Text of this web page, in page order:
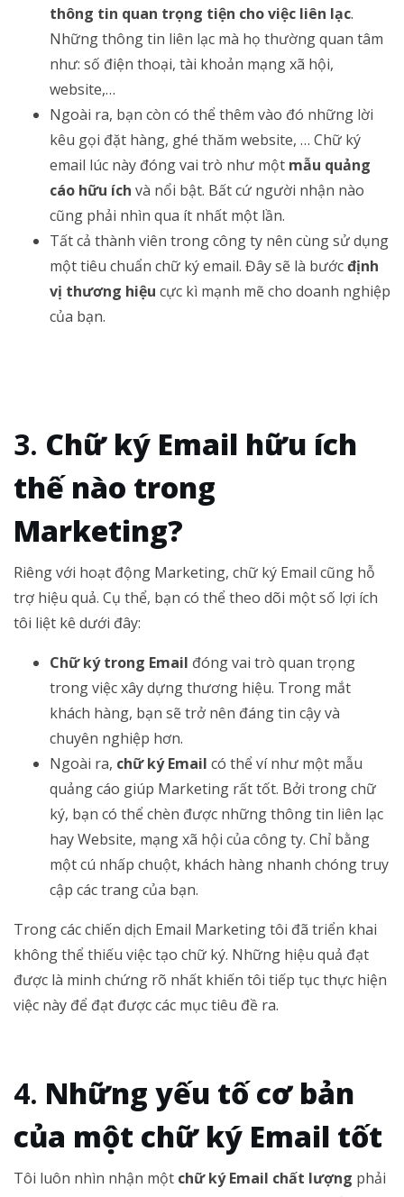
thông tin quan trọng tiện cho việc liên lạc.
Những thông tin liên lạc mà họ thường quan tâm
như: số điện thoại, tài khoản mạng xã hội,
website,…
Ngoài ra, bạn còn có thể thêm vào đó những lời
kêu gọi đặt hàng, ghé thăm website, … Chữ ký
email lúc này đóng vai trò như một mẫu quảng
cáo hữu ích và nổi bật. Bất cứ người nhận nào
cũng phải nhìn qua ít nhất một lần.
Tất cả thành viên trong công ty nên cùng sử dụng
một tiêu chuẩn chữ ký email. Đây sẽ là bướcđịnh
vị thương hiệu cực kì mạnh mẽ cho doanh nghiệp
của bạn.
Chữ ký Email hữu ích
thế nào trong
Marketing?
Riêng với hoạt động Marketing, chữ ký Email cũng hỗ
trợ hiệu quả. Cụ thể, bạn có thể theo dõi một số lợi ích
tôi liệt kê dưới đây:
Chữ ký trong Email đóng vai trò quan trọng
trong việc xây dựng thương hiệu. Trong mắt
khách hàng, bạn sẽ trở nên đáng tin cậy và
chuyên nghiệp hơn.
Ngoài ra, chữ ký Email có thể ví như một mẫu
quảng cáo giúp Marketing rất tốt. Bởi trong chữ
ký, bạn có thể chèn được những thông tin liên lạc
hay Website, mạng xã hội của công ty. Chỉ bằng
một cú nhấp chuột, khách hàng nhanh chóng truy
cập các trang của bạn.
Trong các chiến dịch Email Marketing tôi đã triển khai
không thể thiếu việc tạo chữ ký. Những hiệu quả đạt
được là minh chứng rõ nhất khiến tôi tiếp tục thực hiện
việc này để đạt được các mục tiêu đề ra.
Những yếu tố cơ bản
của một chữ ký Email tốt
Tôi luôn nhìn nhận một chữ ký Email chất lượng phải